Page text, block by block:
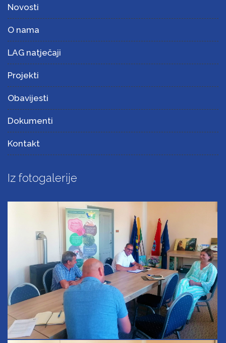
Novosti
O nama
LAG natječaji
Projekti
Obavijesti
Dokumenti
Kontakt
Iz fotogalerije